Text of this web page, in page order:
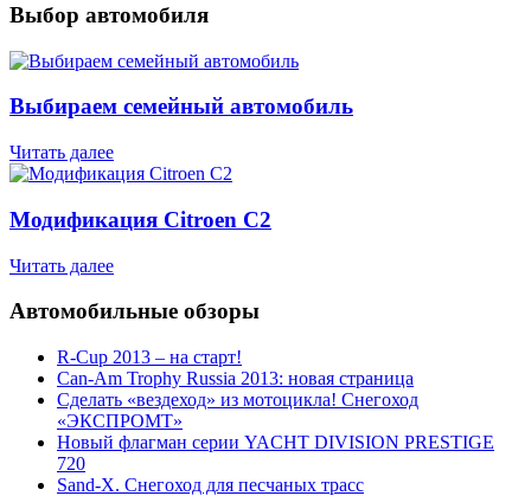
Выбор автомобиля
Выбираем семейный автомобиль
Читать далее
Модификация Citroen С2
Читать далее
Автомобильные обзоры
R-Cup 2013 – на старт!
Can-Am Trophy Russia 2013: новая страница
Сделать «вездеход» из мотоцикла! Снегоход
«ЭКСПРОМТ»
Новый флагман серии YACHT DIVISION PRESTIGE
720
Sand-X. Снегоход для песчаных трасс